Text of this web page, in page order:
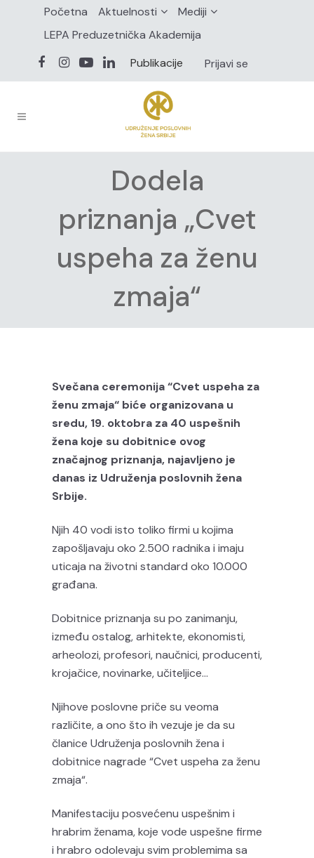
Početna Aktuelnosti
Mediji
LEPA Preduzetnička Akademija
Publikacije
Prijavi se
Dodela
priznanja „Cvet
uspeha za ženu
zmaja“
Svečana ceremonija “Cvet uspeha za
ženu zmaja“ biće organizovana u
sredu, 19. oktobra za 40 uspešnih
žena koje su dobitnice ovog
značajnog priznanja, najavljeno je
danas iz Udruženja poslovnih žena
Srbije.
Njih 40 vodi isto toliko firmi u kojima
zapošljavaju oko 2.500 radnika i imaju
uticaja na životni standard oko 10.000
građana.
Dobitnice priznanja su po zanimanju,
između ostalog, arhitekte, ekonomisti,
arheolozi, profesori, naučnici, producenti,
krojačice, novinarke, učiteljice…
Njihove poslovne priče su veoma
različite, a ono što ih vezuje je da su
članice Udruženja poslovnih žena i
dobitnice nagrade “Cvet uspeha za ženu
zmaja“.
Manifestaciju posvećenu uspešnim i
hrabrim ženama, koje vode uspešne firme
i hrabro odolevaju svim problemima sa